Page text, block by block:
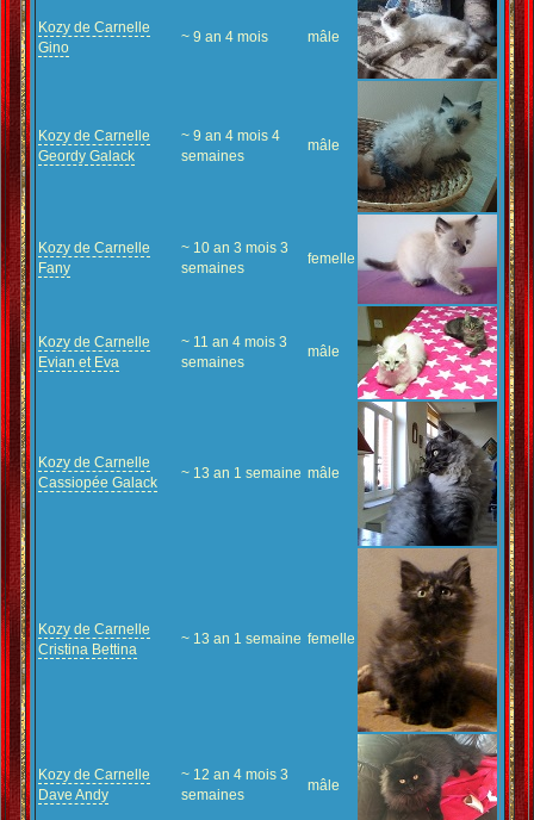
Kozy de Carnelle
Gino
~ 9 an 4 mois mâle
Kozy de Carnelle
Geordy Galack
~ 9 an 4 mois 4
semaines
mâle
Kozy de Carnelle
Fany
~ 10 an 3 mois 3
semaines
femelle
Kozy de Carnelle
Evian et Eva
~ 11 an 4 mois 3
semaines
mâle
Kozy de Carnelle
Cassiopée Galack
~ 13 an 1 semaine mâle
Kozy de Carnelle
Cristina Bettina
~ 13 an 1 semaine femelle
Kozy de Carnelle
Dave Andy
~ 12 an 4 mois 3
semaines
mâle